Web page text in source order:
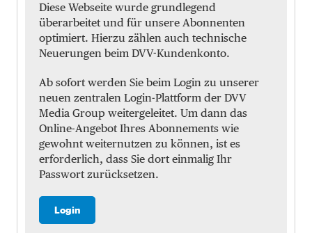
Diese Webseite wurde grundlegend
überarbeitet und für unsere Abonnenten
optimiert. Hierzu zählen auch technische
Neuerungen beim DVV-Kundenkonto.
Ab sofort werden Sie beim Login zu unserer
neuen zentralen Login-Plattform der DVV
Media Group weitergeleitet. Um dann das
Online-Angebot Ihres Abonnements wie
gewohnt weiternutzen zu können, ist es
erforderlich, dass Sie dort einmalig Ihr
Passwort zurücksetzen.
Login